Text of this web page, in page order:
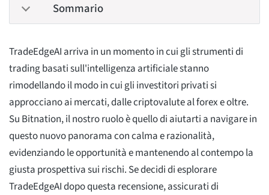
Sommario
TradeEdgeAI arriva in un momento in cui gli strumenti di
trading basati sull'intelligenza artificiale stanno
rimodellando il modo in cui gli investitori privati si
approcciano ai mercati, dalle criptovalute al forex e oltre.
Su Bitnation, il nostro ruolo è quello di aiutarti a navigare in
questo nuovo panorama con calma e razionalità,
evidenziando le opportunità e mantenendo al contempo la
giusta prospettiva sui rischi. Se decidi di esplorare
TradeEdgeAI dopo questa recensione, assicurati di